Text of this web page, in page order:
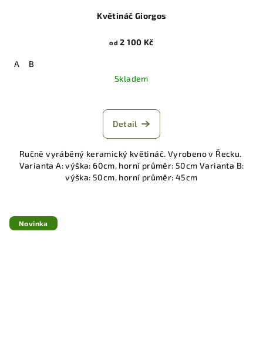
Květináč Giorgos
od 2 100 Kč
A
B
Skladem
Detail
Ručně vyráběný keramický květináč. Vyrobeno v Řecku.
Varianta A: výška: 60cm, horní průměr: 50cm Varianta B:
výška: 50cm, horní průměr: 45cm
Novinka